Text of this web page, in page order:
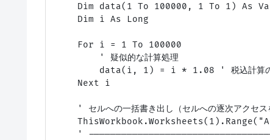
Dim data(1 To 100000, 1 To 1) As
    Dim i As Long
    For i = 1 To 100000
        ' 疑似的な計算処理
data(i, 1) = i * 1.08 ' 税込計算
    Next i
' セルへの一括書き出し（セルへの逐次アクセス
'